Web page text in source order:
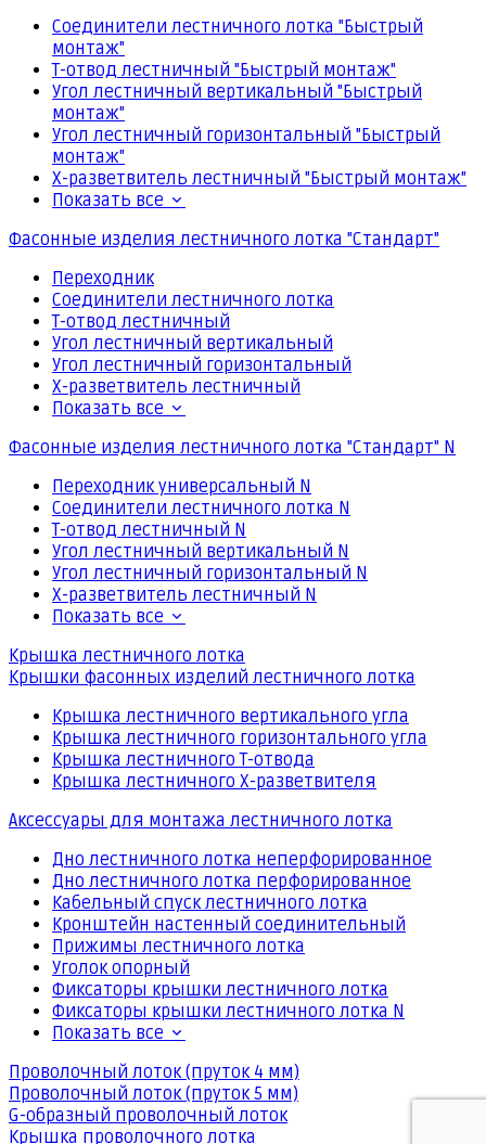
Соединители лестничного лотка "Быстрый
монтаж"
Т-отвод лестничный "Быстрый монтаж"
Угол лестничный вертикальный "Быстрый
монтаж"
Угол лестничный горизонтальный "Быстрый
монтаж"
Х-разветвитель лестничный "Быстрый монтаж"
Показать все
Фасонные изделия лестничного лотка "Стандарт"
Переходник
Соединители лестничного лотка
Т-отвод лестничный
Угол лестничный вертикальный
Угол лестничный горизонтальный
Х-разветвитель лестничный
Показать все
Фасонные изделия лестничного лотка "Стандарт" N
Переходник универсальный N
Соединители лестничного лотка N
Т-отвод лестничный N
Угол лестничный вертикальный N
Угол лестничный горизонтальный N
Х-разветвитель лестничный N
Показать все
Крышка лестничного лотка
Крышки фасонных изделий лестничного лотка
Крышка лестничного вертикального угла
Крышка лестничного горизонтального угла
Крышка лестничного Т-отвода
Крышка лестничного Х-разветвителя
Аксессуары для монтажа лестничного лотка
Дно лестничного лотка неперфорированное
Дно лестничного лотка перфорированное
Кабельный спуск лестничного лотка
Кронштейн настенный соединительный
Прижимы лестничного лотка
Уголок опорный
Фиксаторы крышки лестничного лотка
Фиксаторы крышки лестничного лотка N
Показать все
Проволочный лоток (пруток 4 мм)
Проволочный лоток (пруток 5 мм)
G-образный проволочный лоток
Крышка проволочного лотка